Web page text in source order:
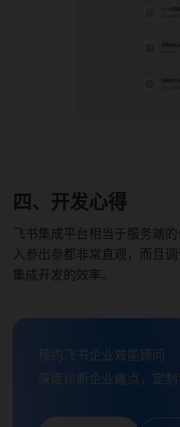
四、开发心得
飞书集成平台相当于服务端的
入参出参都非常直观，而且
集成开发的效率。
预约飞书企业效能顾问
深度诊断企业痛点，定